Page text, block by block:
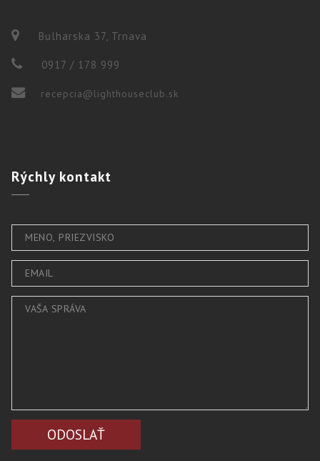
Bulharska 37, Trnava
0917 / 178 999
recepcia@lighthouseclub.sk
Rýchlykontakt